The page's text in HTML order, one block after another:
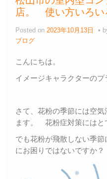
店。 使い方いろ
Posted on 2023年10月13日
ブログ
こんにちは。
イメージキャラクターのプ
さて、花粉の季節には空
ます。 花粉症対策にはと
でも花粉が飛散しない季
にお困りではないですか？